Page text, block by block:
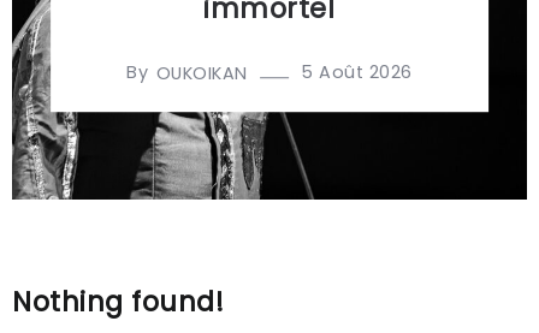
immortel
By OUKOIKAN 5 Août 2026
Nothing found!